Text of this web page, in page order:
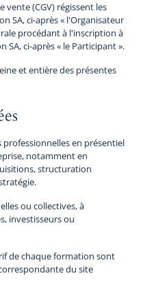
vente (CGV) régissent les
SA, ci-après « l'Organisateur
procédant à l'inscription à
ci-après « le Participant ».
et entière des présentes
en présentiel
notamment en
structuration
ou collectives, à
investisseurs ou
de chaque formation sont
du site